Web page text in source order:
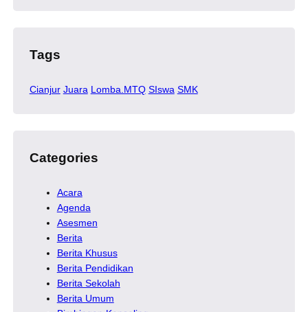
Tags
Cianjur Juara Lomba.MTQ SIswa SMK
Categories
Acara
Agenda
Asesmen
Berita
Berita Khusus
Berita Pendidikan
Berita Sekolah
Berita Umum